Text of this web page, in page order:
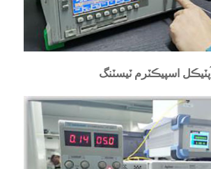
آپٽيڪل اسپيڪٽرم ٽيسٽنگ